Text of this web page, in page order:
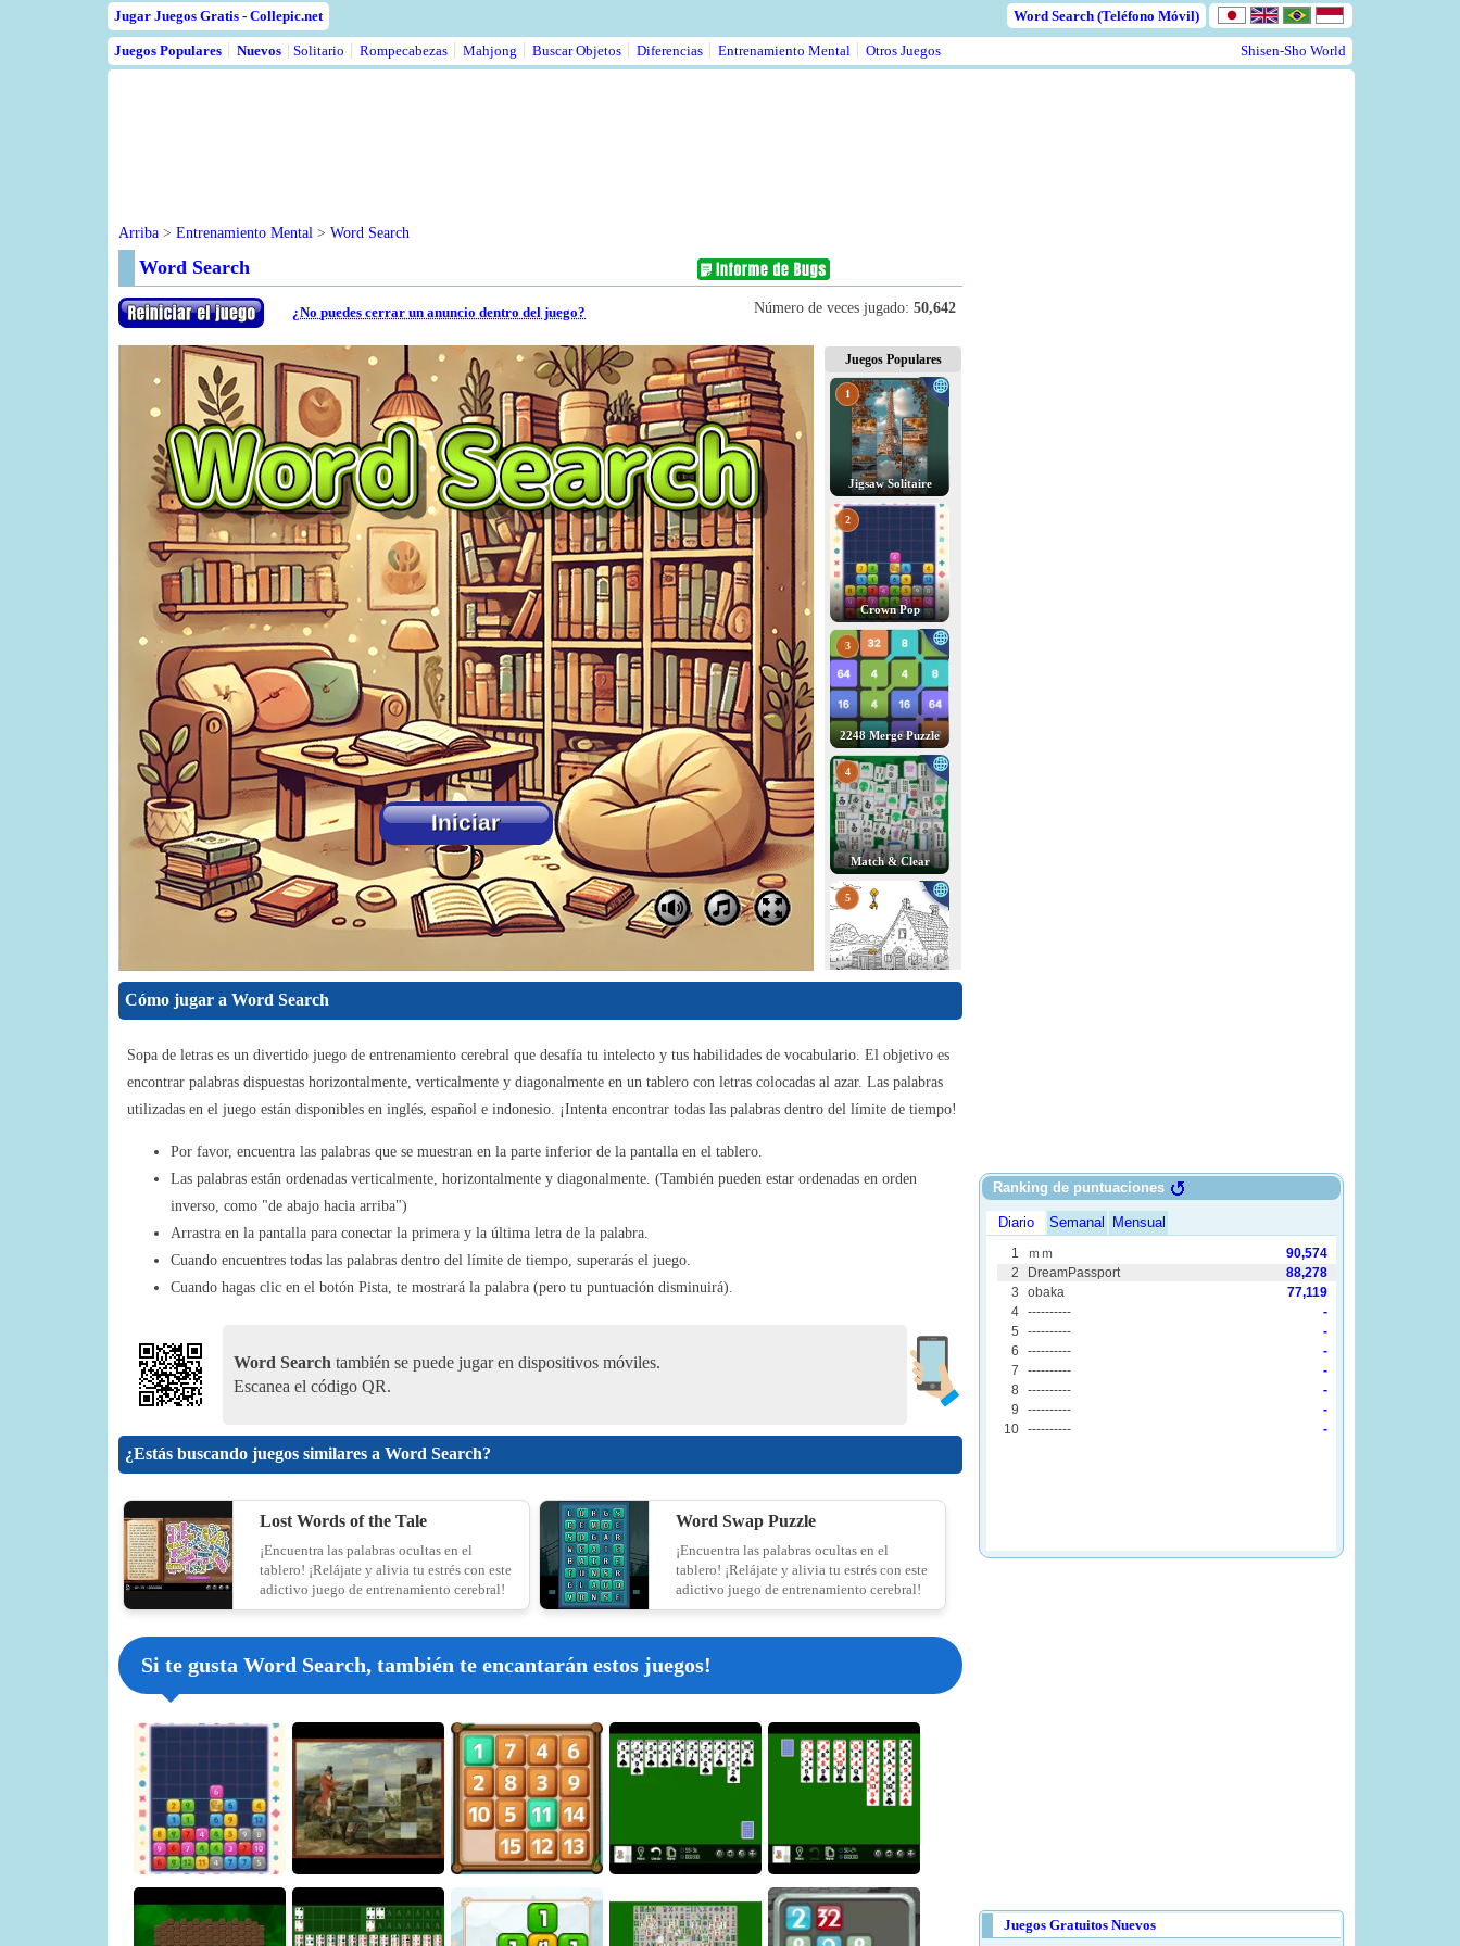
Jugar Juegos Gratis - Collepic.net Word Search (Teléfono Móvil)
Juegos Populares Nuevos Solitario Rompecabezas Mahjong Buscar Objetos Diferencias Entrenamiento Mental Otros Juegos Shisen-Sho World
Arriba > Entrenamiento Mental > Word Search
Word Search
Número de veces jugado: 50,642
¿No puedes cerrar un anuncio dentro del juego?
Juegos Populares
1
Jigsaw Solitaire
2
Crown Pop
3
2248 Merge Puzzle
4
Match & Clear
5
6
Art Puzzle
Color Block Jam
12
13
Cómo jugar a Word Search
Sopa de letras es un divertido juego de entrenamiento cerebral que desafía tu intelecto y tus habilidades de vocabulario. El objetivo es
encontrar palabras dispuestas horizontalmente, verticalmente y diagonalmente en un tablero con letras colocadas al azar. Las palabras
utilizadas en el juego están disponibles en inglés, español e indonesio. ¡Intenta encontrar todas las palabras dentro del límite de tiempo!
Por favor, encuentra las palabras que se muestran en la parte inferior de la pantalla en el tablero.
Las palabras están ordenadas verticalmente, horizontalmente y diagonalmente. (También pueden estar ordenadas en orden
inverso, como "de abajo hacia arriba")
Arrastra en la pantalla para conectar la primera y la última letra de la palabra.
Cuando encuentres todas las palabras dentro del límite de tiempo, superarás el juego.
Cuando hagas clic en el botón Pista, te mostrará la palabra (pero tu puntuación disminuirá).
Word Search también se puede jugar en dispositivos móviles.
Escanea el código QR.
¿Estás buscando juegos similares a Word Search?
Lost Words of the Tale
¡Encuentra las palabras ocultas en el
tablero! ¡Relájate y alivia tu estrés con este
adictivo juego de entrenamiento cerebral!
Word Swap Puzzle
¡Encuentra las palabras ocultas en el
tablero! ¡Relájate y alivia tu estrés con este
adictivo juego de entrenamiento cerebral!
Si te gusta Word Search, también te encantarán estos juegos!
Juegos Gratuitos Nuevos